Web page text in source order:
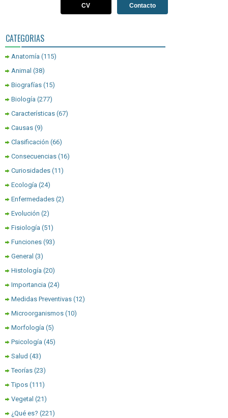
CV Contacto
CATEGORIAS
Anatomía (115)
Animal (38)
Biografías (15)
Biología (277)
Características (67)
Causas (9)
Clasificación (66)
Consecuencias (16)
Curiosidades (11)
Ecología (24)
Enfermedades (2)
Evolución (2)
Fisiología (51)
Funciones (93)
General (3)
Histología (20)
Importancia (24)
Medidas Preventivas (12)
Microorganismos (10)
Morfología (5)
Psicología (45)
Salud (43)
Teorías (23)
Tipos (111)
Vegetal (21)
¿Qué es? (221)